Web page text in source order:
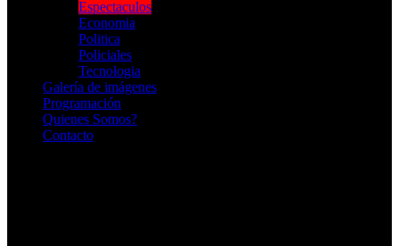
Espectaculos
Economia
Politica
Policiales
Tecnologia
Galería de imágenes
Programación
Quienes Somos?
Contacto